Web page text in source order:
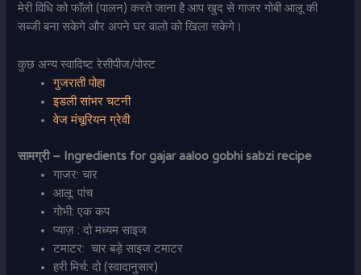
मेरी विधि को फॉलो (पालन) करते जाना है आप खुद से गाजर गोबी आलू की
सब्जी बना सकेगे और अपने घर वालो को खिला सकेगे।
कुछ अन्य स्वादिष्ट रेसीपीज/पोस्ट
गुजराती पोहा
इडली सांभर चटनी
वेज मंचूरियन ग्रेवी
सामग्री – Ingredients for gajar aaloo gobhi sabzi recipe
गाजर: चार
आलू: पांच
गोभी: एक कप
प्याज़ : दो मध्यम साइज
टमाटर: चार बड़े साइज टमाटर
हरी मिर्च: दो (स्वादानुसार)